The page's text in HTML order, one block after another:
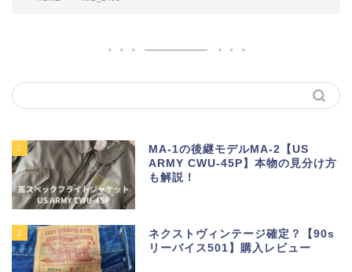
1
MA-1の後継モデルMA-2【US
ARMY CWU-45P】本物の見分け方
も解説！
2
ネクストヴィンテージ確定？【90s
リーバイス501】購入レビュー